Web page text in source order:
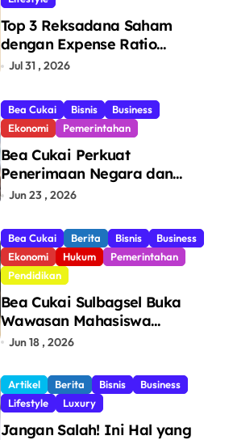
Top 3 Reksadana Saham
dengan Expense Ratio
Terendah
Jul 31 , 2026
Bea Cukai Bisnis
Business
Ekonomi
Pemerintahan
Bea Cukai Perkuat
Penerimaan Negara dan
Pengawasan, Setor Rp123,8
Jun 23 , 2026
Bea Cukai Berita Bisnis
Business
Ekonomi
Hukum
Pemerintahan
Pendidikan
Bea Cukai Sulbagsel Buka
Wawasan Mahasiswa
Politeknik Bosowa tentang
dan Pencegahan Barang
Ilegal
Jun 18 , 2026
Artikel Berita Bisnis
Business
Lifestyle
Luxury
Jangan Salah! Ini Hal yang